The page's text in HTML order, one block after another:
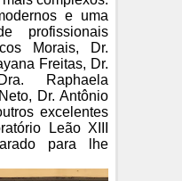
e uma
profissionais
Morais, Dr.
Freitas, Dr.
Raphaela
Dr. Antônio
excelentes
Leão XIII
para lhe